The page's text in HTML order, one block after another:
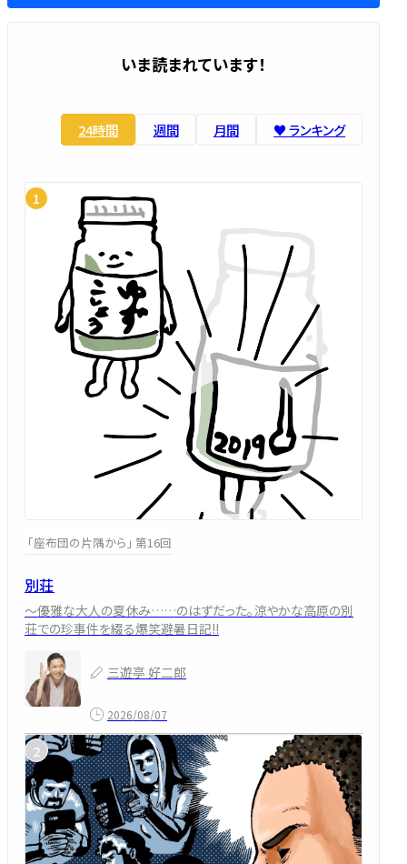
いま読まれています！
24時間 週間 月間 ♥️ ランキング
「座布団の片隅から」 第16回
別荘
～優雅な大人の夏休み……のはずだった。涼やかな高原の別
荘での珍事件を綴る爆笑避暑日記!!
三遊亭 好二郎
2026/08/07